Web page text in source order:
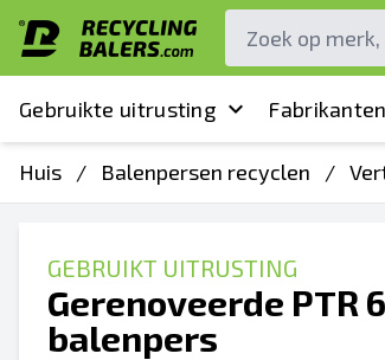
Gebruikte uitrusting Fabrikanten
Huis / Balenpersen recyclen /
GEBRUIKT UITRUSTING
Gerenoveerde PTR
balenpers